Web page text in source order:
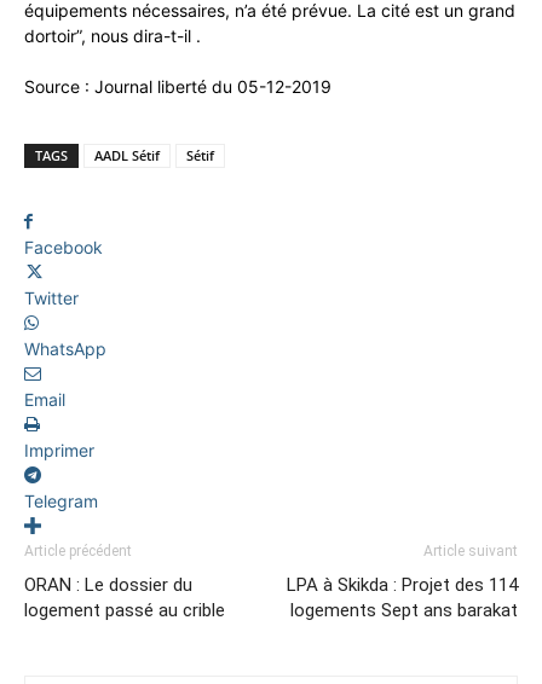
équipements nécessaires, n’a été prévue. La cité est un grand
dortoir”, nous dira-t-il .
Source : Journal liberté du 05-12-2019
TAGS AADL Sétif Sétif
Facebook
Twitter
WhatsApp
Email
Imprimer
Telegram
Article précédent
ORAN : Le dossier du
logement passé au crible
Article suivant
LPA à Skikda : Projet des 114
logements Sept ans barakat